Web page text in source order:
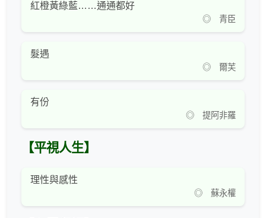
紅橙黃綠藍……通通都好
◎ 青臣
髮遇
◎ 爾芙
有份
◎ 提阿非羅
【平視人生】
理性與感性
◎ 蘇永權